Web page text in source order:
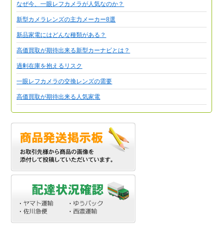
なぜ今、一眼レフカメラが人気なのか？
新型カメラレンズの主力メーカー8選
新品家電にはどんな種類がある？
高価買取が期待出来る新型カーナビとは？
過剰在庫を抱えるリスク
一眼レフカメラの交換レンズの需要
高価買取が期待出来る人気家電